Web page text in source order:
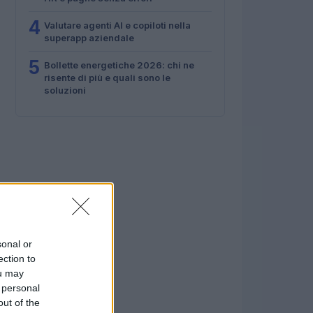
or
to
may
of the
4 Valutare agenti AI e copiloti nella
superapp aziendale
5 Bollette energetiche 2026: chi ne
risente di più e quali sono le
soluzioni